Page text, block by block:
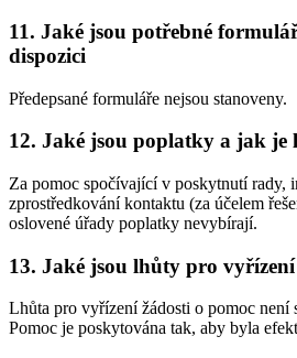
11. Jaké jsou potřebné
dispozici
Předepsané formuláře nejsou stanoveny.
12. Jaké jsou poplatky a jak je
Za pomoc spočívající v poskytnutí rady,
zprostředkování kontaktu (za účelem
oslovené úřady poplatky nevybírají.
13. Jaké jsou lhůty pro vyřízení
Lhůta pro vyřízení žádosti o pomoc není
Pomoc je poskytována tak, aby byla